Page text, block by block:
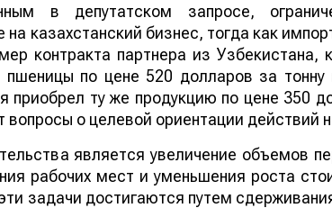
в депутатском запросе,
на казахстанский бизнес, тогда как
контракта партнера из Узбекистана,
пшеницы по цене 520 долларов за
приобрел ту же продукцию по цене 350
о целевой ориентации действий
является увеличение объемов
рабочих мест и уменьшения роста
задачи достигаются путем